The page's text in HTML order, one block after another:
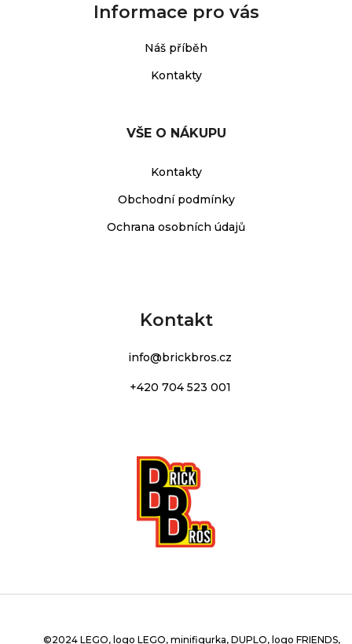
Informace pro vás
Náš příběh
Kontakty
VŠE O NÁKUPU
Kontakty
Obchodní podmínky
Ochrana osobních údajů
Kontakt
info@brickbros.cz
+420 704 523 001
©2024 LEGO, logo LEGO, minifigurka, DUPLO, logo FRIENDS,